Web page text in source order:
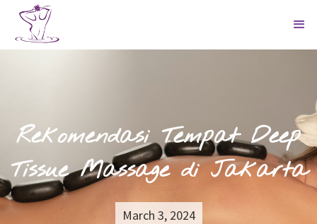
Rekomendasi Tempat Deep
Tissue Massage di Jakarta
March 3, 2024